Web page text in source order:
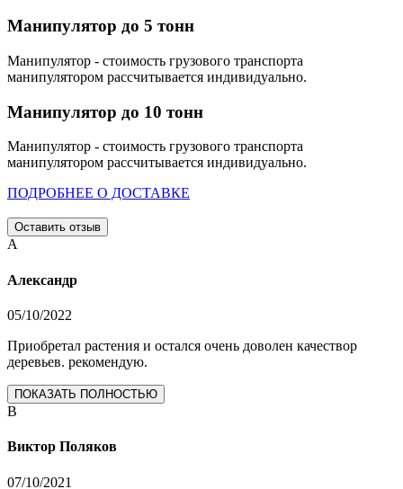
Манипулятор до 5 тонн
Манипулятор - стоимость грузового транспорта
манипулятором рассчитывается индивидуально.
Манипулятор до 10 тонн
Манипулятор - стоимость грузового транспорта
манипулятором рассчитывается индивидуально.
ПОДРОБНЕЕ О ДОСТАВКЕ
Оставить отзыв
А
Александр
05/10/2022
Приобретал растения и остался очень доволен качествор
деревьев. рекомендую.
ПОКАЗАТЬ ПОЛНОСТЬЮ
В
Виктор Поляков
07/10/2021